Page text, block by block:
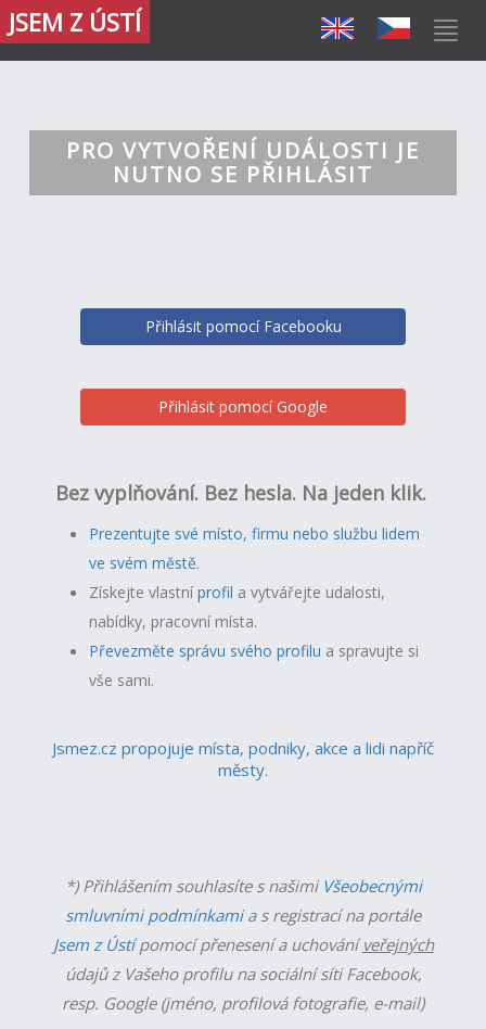
JSEM Z ÚSTÍ
PRO VYTVOŘENÍ UDÁLOSTI JE
NUTNO SE PŘIHLÁSIT
Přihlásit pomocí Facebooku
Přihlásit pomocí Google
Bez vyplňování. Bez hesla. Na jeden klik.
Prezentujte své místo, firmu nebo službu lidem
ve svém městě.
Získejte vlastníprofil a vytvářejte udalosti,
nabídky, pracovní místa.
Převezměte správu svého profilu a spravujte si
vše sami.
Jsmez.cz propojuje místa, podniky, akce a lidi napříč
městy.
*) Přihlášením souhlasíte s našimi Všeobecnými
smluvními podmínkamia s registrací na portále
Jsem z Ústípomocí přenesení a uchováníveřejných
údajů z Vašeho profilu na sociální síti Facebook,
resp. Google (jméno, profilová fotografie, e-mail)